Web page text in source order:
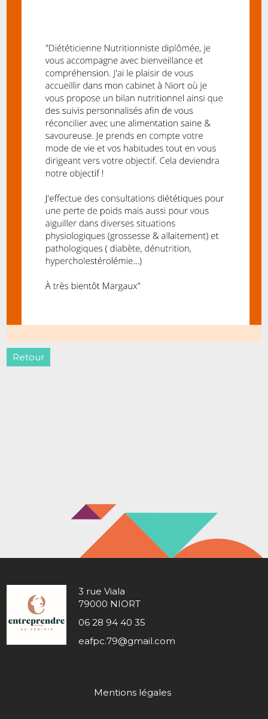
Retour
3 rue Viala
79000 NIORT
06 28 94 40 35
eafpc.79@gmail.com
Mentions légales